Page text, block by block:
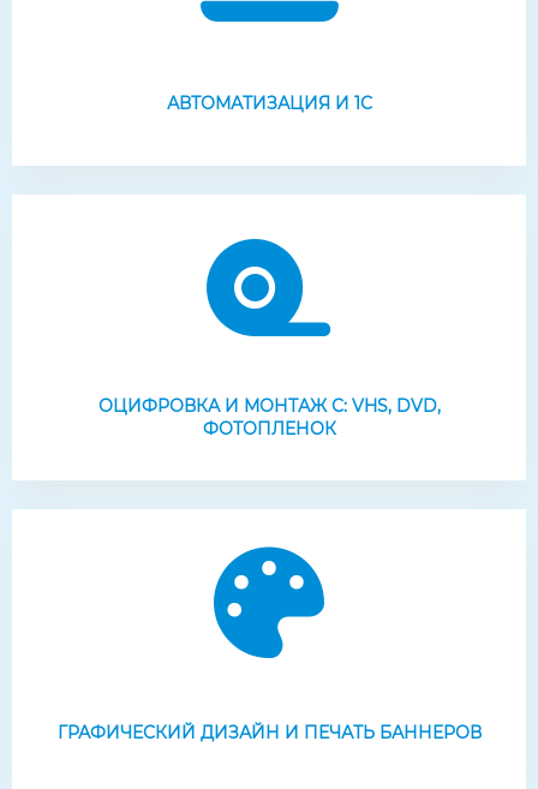
АВТОМАТИЗАЦИЯ И 1С
ОЦИФРОВКА И МОНТАЖ С: VHS, DVD,
ФОТОПЛЕНОК
ГРАФИЧЕСКИЙ ДИЗАЙН И ПЕЧАТЬ БАННЕРОВ